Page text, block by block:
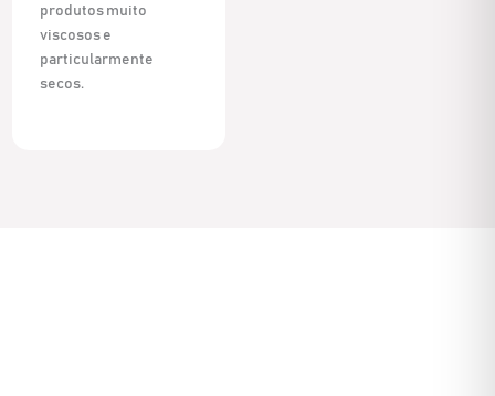
produtos muito
viscosos e
particularmente
secos.